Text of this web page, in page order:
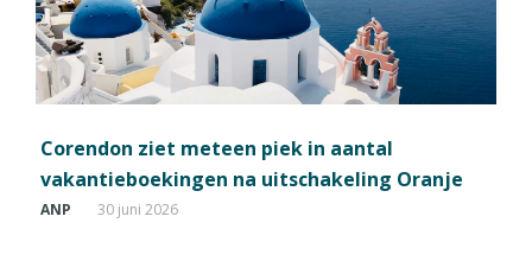
Corendon ziet meteen piek in aantal
vakantieboekingen na uitschakeling Oranje
ANP 30 juni 2026